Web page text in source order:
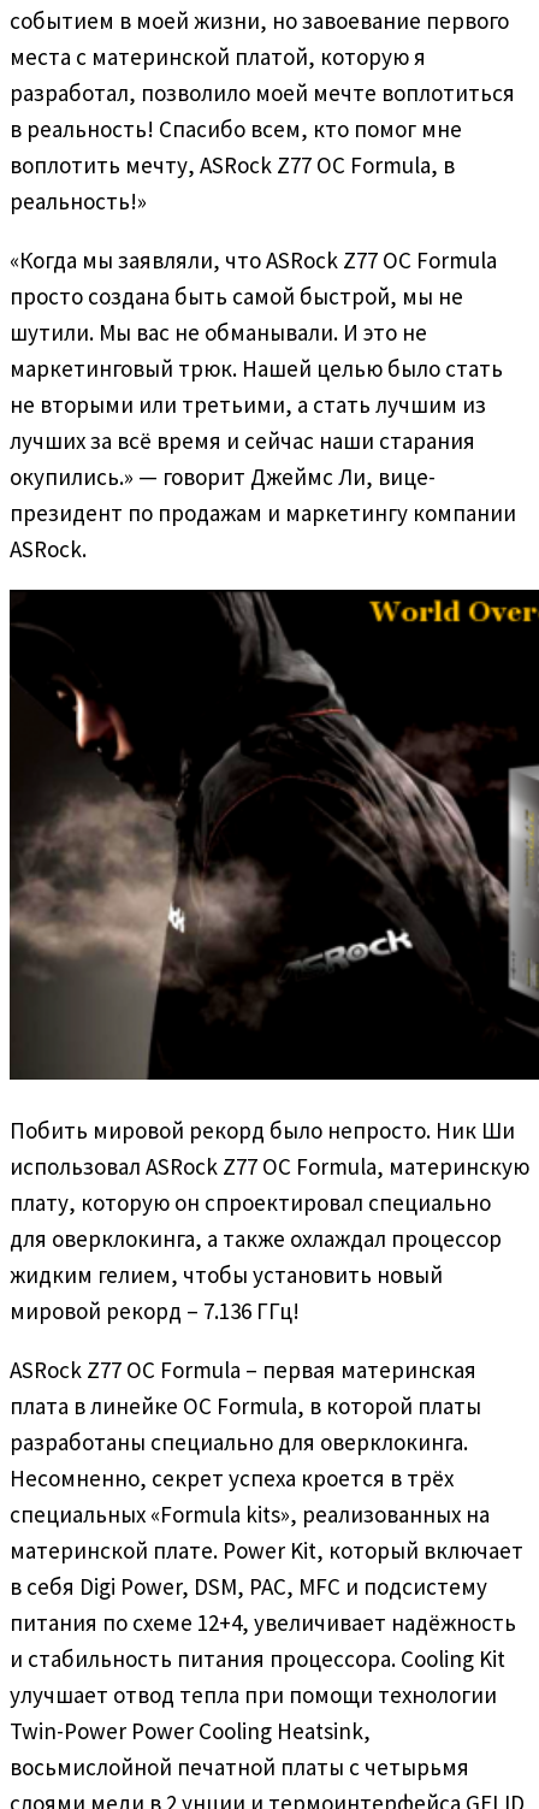
событием в моей жизни, но завоевание первого
места с материнской платой, которую я
разработал, позволило моей мечте воплотиться
в реальность! Спасибо всем, кто помог мне
воплотить мечту, ASRock Z77 OC Formula, в
реальность!»
«Когда мы заявляли, что ASRock Z77 OC Formula
просто создана быть самой быстрой, мы не
шутили. Мы вас не обманывали. И это не
маркетинговый трюк. Нашей целью было стать
не вторыми или третьими, а стать лучшим из
лучших за всё время и сейчас наши старания
окупились.» — говорит Джеймс Ли, вице-
президент по продажам и маркетингу компании
ASRock.
Побить мировой рекорд было непросто. Ник Ши
использовал ASRock Z77 OC Formula, материнскую
плату, которую он спроектировал специально
для оверклокинга, а также охлаждал процессор
жидким гелием, чтобы установить новый
мировой рекорд – 7.136 ГГц!
ASRock Z77 OC Formula – первая материнская
плата в линейке OC Formula, в которой платы
разработаны специально для оверклокинга.
Несомненно, секрет успеха кроется в трёх
специальных «Formula kits», реализованных на
материнской плате. Power Kit, который включает
в себя Digi Power, DSM, PAC, MFC и подсистему
питания по схеме 12+4, увеличивает надёжность
и стабильность питания процессора. Cooling Kit
улучшает отвод тепла при помощи технологии
Twin-Power Power Cooling Heatsink,
восьмислойной печатной платы с четырьмя
слоями меди в 2 унции и термоинтерфейса GELID